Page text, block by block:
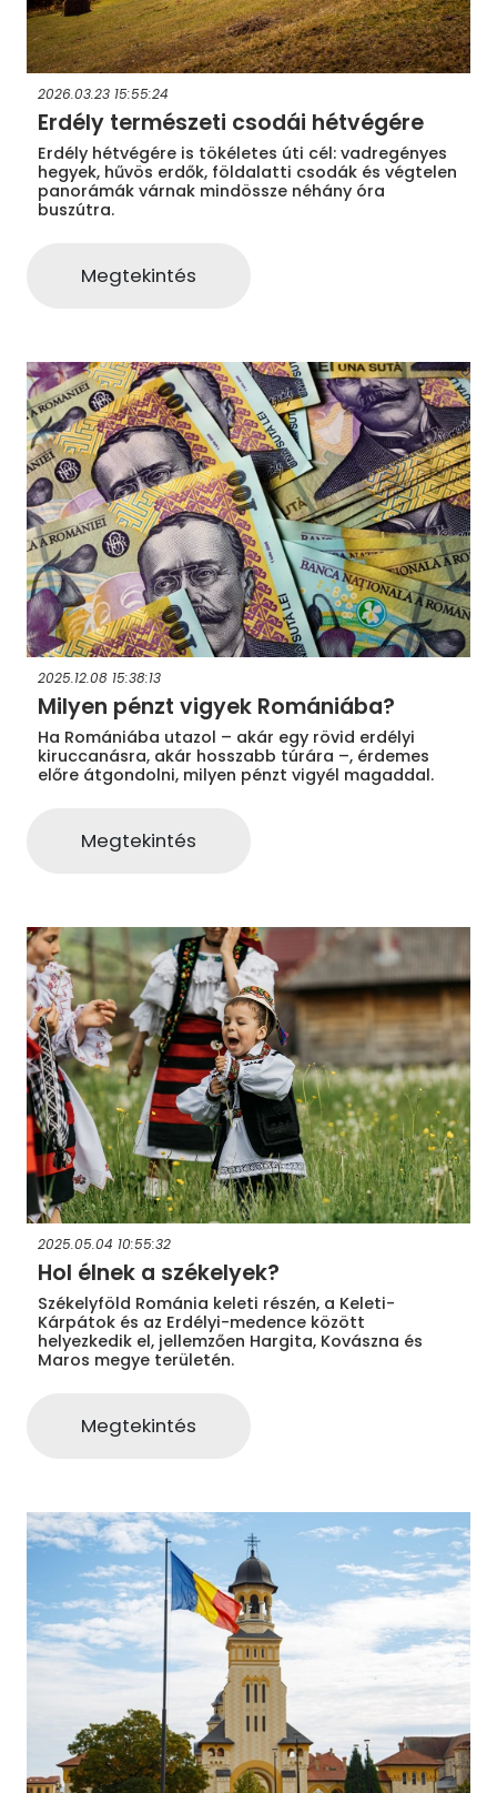
2026.03.23 15:55:24
Erdély természeti csodái hétvégére
Erdély hétvégére is tökéletes úti cél: vadregényes
hegyek, hűvös erdők, földalatti csodák és végtelen
panorámák várnak mindössze néhány óra
buszútra.
Megtekintés
2025.12.08 15:38:13
Milyen pénzt vigyek Romániába?
Ha Romániába utazol – akár egy rövid erdélyi
kiruccanásra, akár hosszabb túrára –, érdemes
előre átgondolni, milyen pénzt vigyél magaddal.
Megtekintés
2025.05.04 10:55:32
Hol élnek a székelyek?
Székelyföld Románia keleti részén, a Keleti-
Kárpátok és az Erdélyi-medence között
helyezkedik el, jellemzően Hargita, Kovászna és
Maros megye területén.
Megtekintés